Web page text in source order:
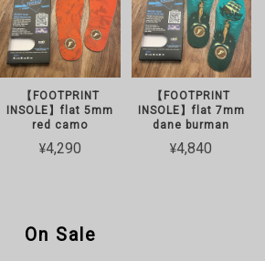
【FOOTPRINT
INSOLE】flat 5mm
red camo
¥4,290
【FOOTPRINT
INSOLE】flat 7mm
dane burman
¥4,840
On Sale